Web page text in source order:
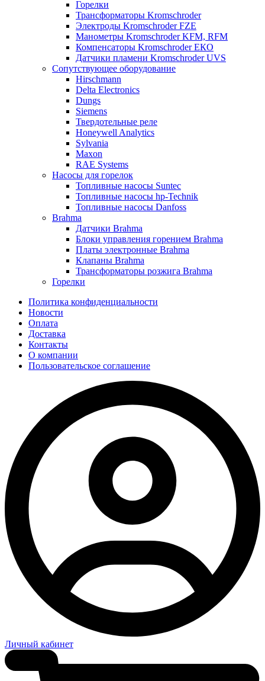
Горелки
Трансформаторы Kromschroder
Электроды Kromschroder FZE
Манометры Kromschroder KFM, RFM
Компенсаторы Kromschroder ЕКО
Датчики пламени Kromschroder UVS
Сопутствующее оборудование
Hirschmann
Delta Electronics
Dungs
Siemens
Твердотельные реле
Honeywell Analytics
Sylvania
Maxon
RAE Systems
Насосы для горелок
Топливные насосы Suntec
Топливные насосы hp-Technik
Топливные насосы Danfoss
Brahma
Датчики Brahma
Блоки управления горением Brahma
Платы электронные Brahma
Клапаны Brahma
Трансформаторы розжига Brahma
Горелки
Политика конфиденциальности
Новости
Оплата
Доставка
Контакты
О компании
Пользовательское соглашение
Личный кабинет